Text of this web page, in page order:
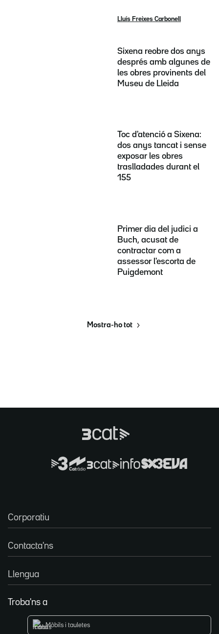
Lluís Freixes Carbonell
Sixena reobre dos anys
després amb algunes de
les obres provinents del
Museu de Lleida
Toc d'atenció a Sixena:
dos anys tancat i sense
exposar les obres
traslladades durant el
155
Primer dia del judici a
Buch, acusat de
contractar com a
assessor l'escorta de
Puigdemont
Mostra-ho tot
Corporatiu
Contacta'ns
Llengua
Troba'ns a
Mòbils i tauletes